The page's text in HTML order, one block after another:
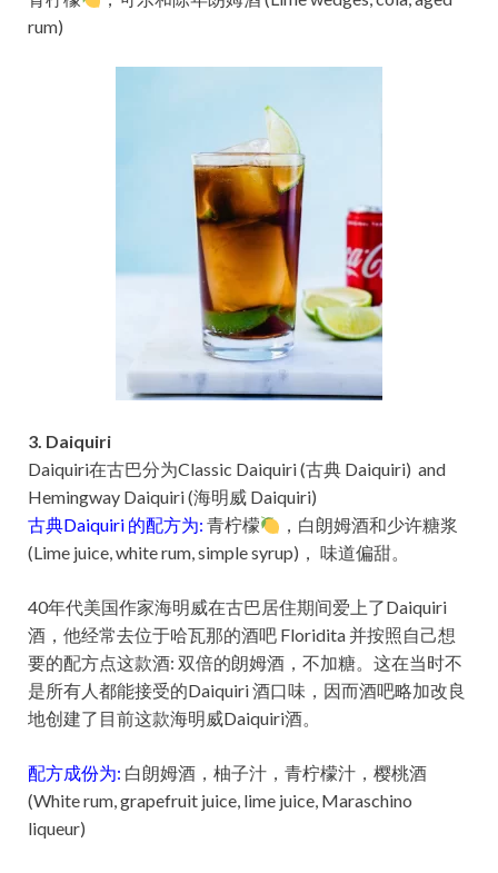
rum)
3. Daiquiri
Daiquiri在古巴分为Classic Daiquiri (古典 Daiquiri) and
Hemingway Daiquiri (海明威 Daiquiri)
古典Daiquiri 的配方为: 青柠檬
，白朗姆酒和少许糖浆
(Lime juice, white rum, simple syrup)， 味道偏甜。
40年代美国作家海明威在古巴居住期间爱上了Daiquiri
酒，他经常去位于哈瓦那的酒吧 Floridita 并按照自己想
要的配方点这款酒: 双倍的朗姆酒，不加糖。这在当时不
是所有人都能接受的Daiquiri 酒口味，因而酒吧略加改良
地创建了目前这款海明威Daiquiri酒。
配方成份为: 白朗姆酒，柚子汁，青柠檬汁，樱桃酒
(White rum, grapefruit juice, lime juice, Maraschino
liqueur)